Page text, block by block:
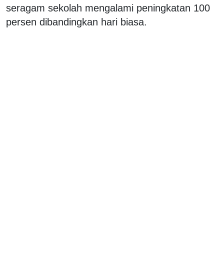
seragam sekolah mengalami peningkatan 100
persen dibandingkan hari biasa.